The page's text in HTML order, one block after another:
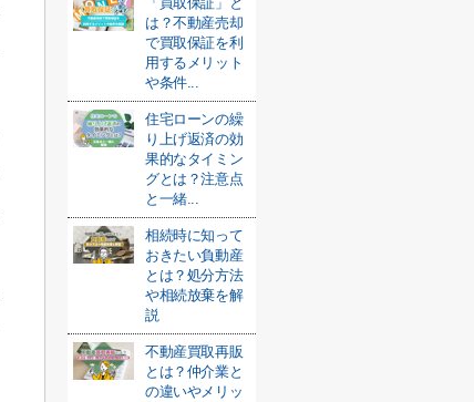
は？不動産売却
で買取保証を利
用するメリット
や条件...
住宅ローンの繰
り上げ返済の効
果的なタイミン
グとは？注意点
と一緒...
相続時に知って
おきたい負動産
とは？処分方法
や相続放棄を解
説
不動産買取再販
とは？仲介業と
の違いやメリッ